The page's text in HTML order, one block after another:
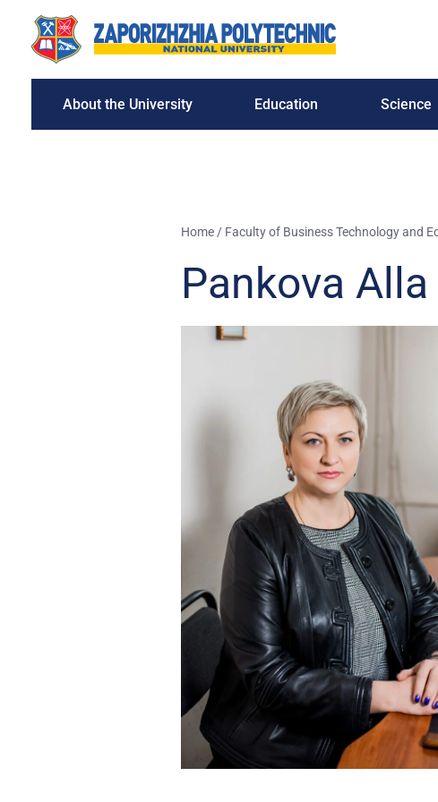
About the University Education Science
Home/ Faculty of Business Technology and
Pankova